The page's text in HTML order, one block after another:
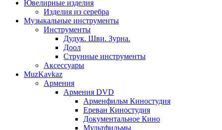
Ювелирные изделия
Изделия из серебра
Музыкальные инструменты
Инструменты
Дудук. Шви. Зурна.
Доол
Струнные инструменты
Аксессуары
MuzKavkaz
Армения
Армения DVD
Арменфильм Киностудия
Ереван Киностудия
Документальное Кино
Мультфильмы